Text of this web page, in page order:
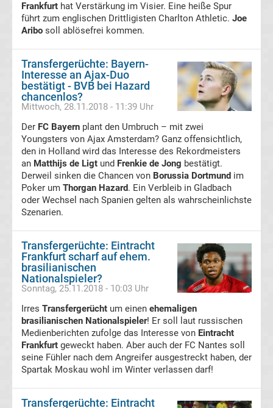
Arminia
Bielefeld
Transfergerüchte
Bayer
Leverkusen
Transfergerüchte
Bayern
Transfergerüchte
Borussia
Dortmund
Transfergerüchte
Frankfurt hat Verstärkung im Visier. Eine heiße Spur
führt zum englischen Drittligisten Charlton Athletic. Joe
Aribo soll ablösefrei kommen.
Transfergerüchte: Bayern-
Interesse an Ajax-Duo
bestätigt - BVB bei Hazard
chancenlos?
Mittwoch, 28.11.2018 - 11:39 Uhr
Der FC Bayern plant den Umbruch – mit zwei
Youngsters von Ajax Amsterdam? Ganz offensichtlich,
den in Holland wird das Interesse des Rekordmeisters
an Matthijs de Ligt und Frenkie de Jong bestätigt.
Derweil sinken die Chancen von Borussia Dortmund im
Poker um Thorgan Hazard. Ein Verbleib in Gladbach
oder Wechsel nach Spanien gelten als wahrscheinlichste
Szenarien.
Transfergerüchte: Eintracht
Frankfurt scharf auf ehem.
brasilianischen
Nationalspieler?
Sonntag, 25.11.2018 - 10:03 Uhr
Irres Transfergerücht um einen ehemaligen
brasilianischen Nationalspieler! Er soll laut russischen
Medienberichten zufolge das Interesse von Eintracht
Frankfurt geweckt haben. Aber auch der FC Nantes soll
seine Fühler nach dem Angreifer ausgestreckt haben, der
Spartak Moskau wohl im Winter verlassen darf!
Transfergerüchte: Eintracht